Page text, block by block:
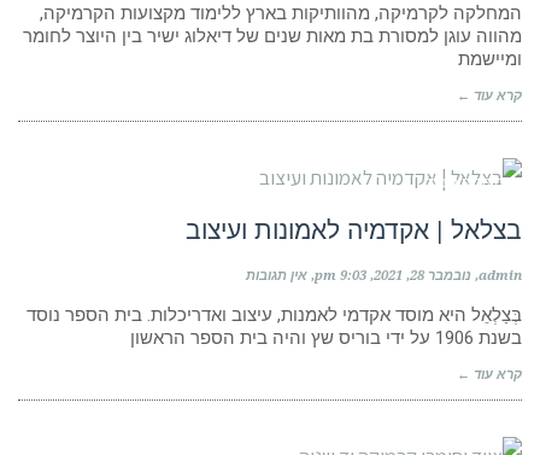
המחלקה לקרמיקה, מהוותיקות בארץ ללימוד מקצועות הקרמיקה,
מהווה עוגן למסורת בת מאות שנים של דיאלוג ישיר בין היוצר לחומר
ומיישמת
קרא עוד ←
מוסדות לימוד
בצלאל | אקדמיה לאמונות ועיצוב
admin נובמבר 28, 2021 9:03 pm אין תגובות
בְּצַלְאֵל היא מוסד אקדמי לאמנות, עיצוב ואדריכלות. בית הספר נוסד
בשנת 1906 על ידי בוריס שץ והיה בית הספר הראשון
קרא עוד ←